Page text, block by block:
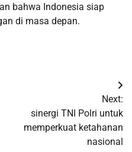
bahwa Indonesia siap
di masa depan.
Next:
sinergi TNI Polri untuk
memperkuat ketahanan
nasional